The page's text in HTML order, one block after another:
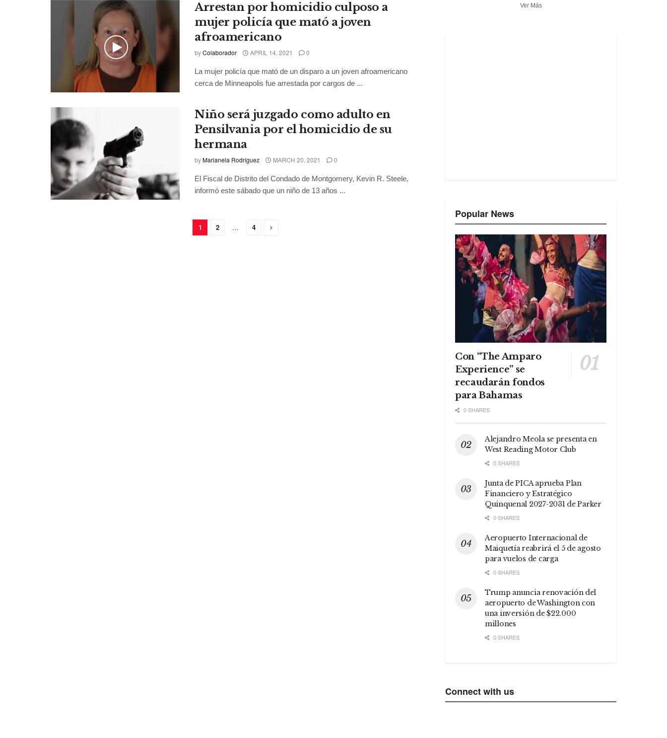
Arrestan por homicidio culposo a
mujer policía que mató a joven
afroamericano
byColaborador APRIL 14, 2021 0
La mujer policía que mató de un disparo a un joven afroamericano
cerca de Minneapolis fue arrestada por cargos de ...
Niño será juzgado como adulto en
Pensilvania por el homicidio de su
hermana
byMarianela Rodríguez MARCH 20, 2021 0
El Fiscal de Distrito del Condado de Montgomery, Kevin R. Steele,
informó este sábado que un niño de 13 años ...
1 2 … 4
Ver Más
Popular News
Con “The Amparo
Experience” se
recaudarán fondos
para Bahamas
0 SHARES
Alejandro Meola se presenta en
West Reading Motor Club
0 SHARES
Junta de PICA aprueba Plan
Financiero y Estratégico
Quinquenal 2027-2031 de Parker
0 SHARES
Aeropuerto Internacional de
Maiquetía reabrirá el 5 de agosto
para vuelos de carga
0 SHARES
Trump anuncia renovación del
aeropuerto de Washington con
una inversión de $22.000
millones
0 SHARES
Connect with us